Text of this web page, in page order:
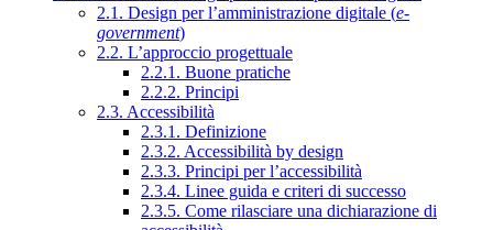
2.1. Design per l’amministrazione digitale (e-
government)
2.2. L’approccio progettuale
2.2.1. Buone pratiche
2.2.2. Principi
2.3. Accessibilità
2.3.1. Definizione
2.3.2. Accessibilità by design
2.3.3. Principi per l’accessibilità
2.3.4. Linee guida e criteri di successo
2.3.5. Come rilasciare una dichiarazione di